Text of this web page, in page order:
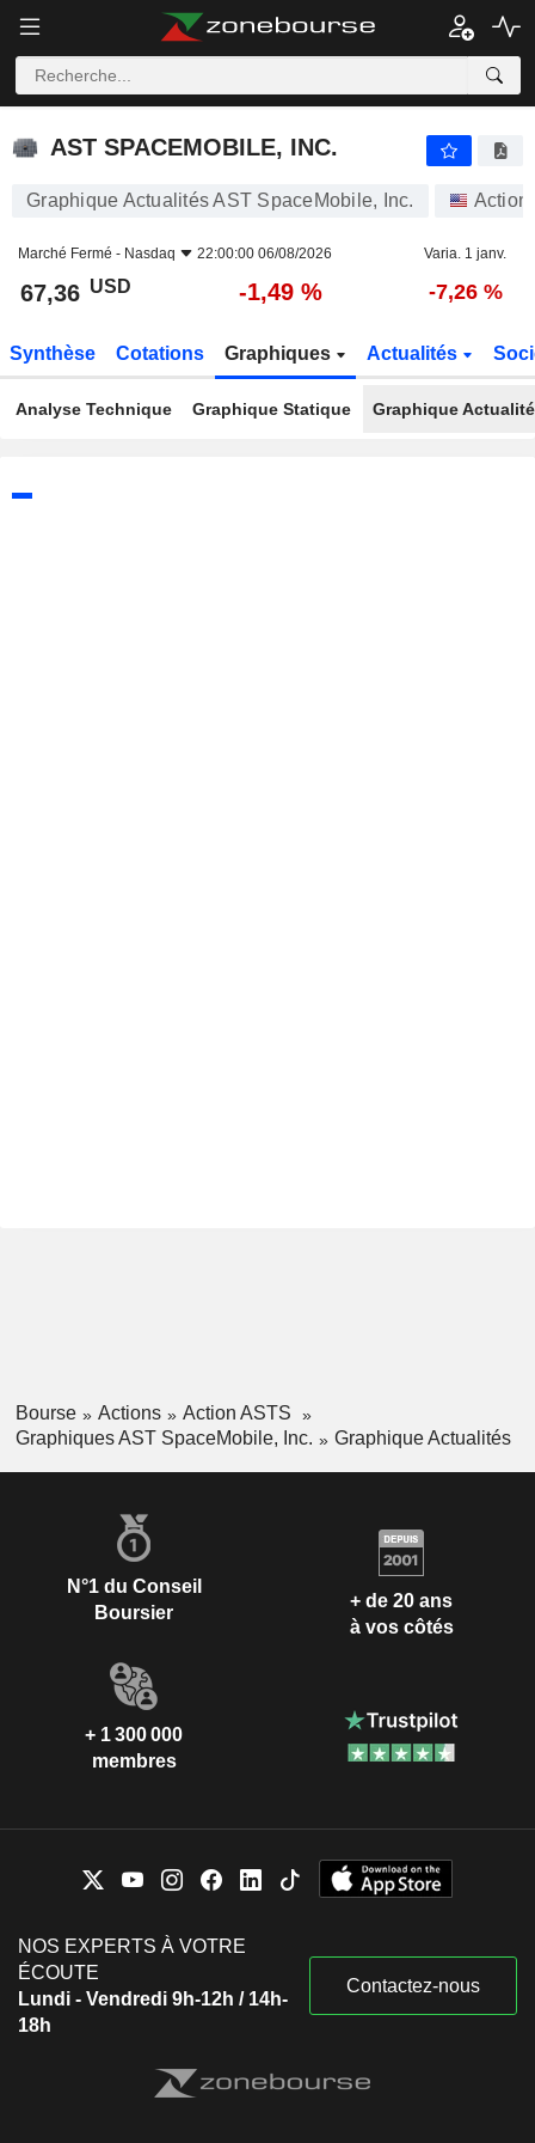
AST SPACEMOBILE, INC.
AST SPACEMOBILE, INC.
Graphique Actualités AST SpaceMobile, Inc.
Marché Fermé - Nasdaq 22:00:00 06/08/2026 Varia. 1 janv.
67,36 USD -1,49 % -7,26 %
Synthèse Cotations Graphiques Actualités
Analyse Technique Graphique Statique Graphique
Bourse Actions
Action ASTS
Graphiques AST SpaceMobile, Inc.
Graphique Actualités
N°1 du Conseil
Boursier
+ de 20 ans
à vos côtés
+ 1 300 000
membres
NOS EXPERTS À VOTRE
ÉCOUTE
Lundi - Vendredi 9h-12h / 14h-
18h
Contactez-nous